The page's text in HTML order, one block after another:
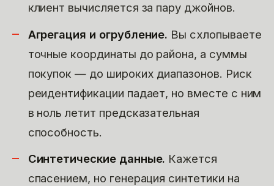
клиент вычисляется за пару джойнов.
Агрегация и огрубление. Вы схлопываете
точные координаты до района, а суммы
покупок — до широких диапазонов. Риск
реидентификации падает, но вместе с ним
в ноль летит предсказательная
способность.
Синтетические данные. Кажется
спасением, но генерация синтетики на